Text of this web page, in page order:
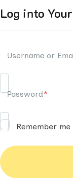
Log into
Username or
Password*
Remember me